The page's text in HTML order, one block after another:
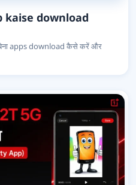
kaise download
apps download कैसे करें और